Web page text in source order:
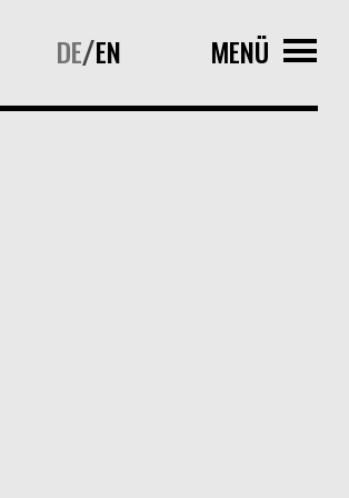
DE/EN MENÜ